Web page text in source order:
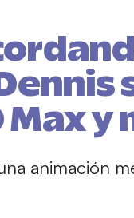
Max y
animación